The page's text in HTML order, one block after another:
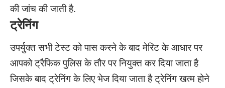
की जांच की जाती है.
ट्रेनिंग
उपर्युक्त सभी टेस्ट को पास करने के बाद मेरिट के आधार पर
आपको ट्रैफिक पुलिस के तौर पर नियुक्त कर दिया जाता है
जिसके बाद ट्रेनिंग के लिए भेज दिया जाता है ट्रेनिंग खत्म होने